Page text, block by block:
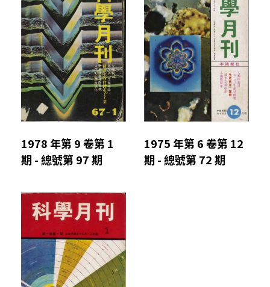
1978 年第 9 卷第 1
期 - 總號第 97 期
1975 年第 6 卷第 12
期 - 總號第 72 期